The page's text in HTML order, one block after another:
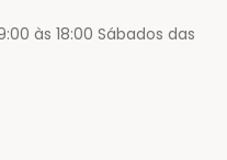
às 18:00 Sábados das